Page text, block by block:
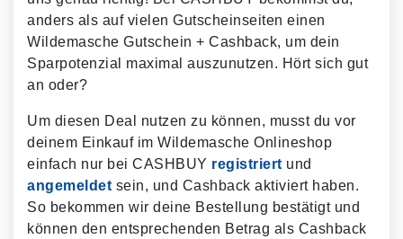
anders als auf vielen Gutscheinseiten einen
Wildemasche Gutschein + Cashback, um dein
Sparpotenzial maximal auszunutzen. Hört sich gut
an oder?
Um diesen Deal nutzen zu können, musst du vor
deinem Einkauf im Wildemasche Onlineshop
einfach nur bei CASHBUY registriert und
angemeldet sein, und Cashback aktiviert haben.
So bekommen wir deine Bestellung bestätigt und
können den entsprechenden Betrag als Cashback